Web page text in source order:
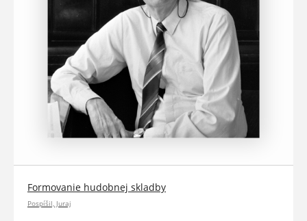
Formovanie hudobnej skladby
Pospíšil, Juraj